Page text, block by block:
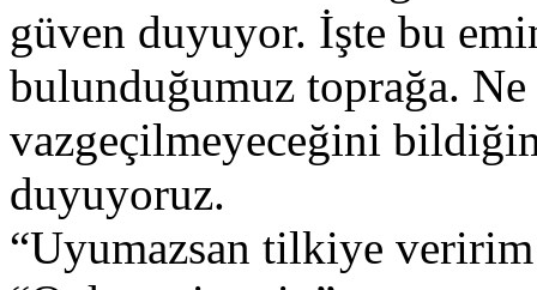
güven duyuyor. İşte bu
bulunduğumuz toprağa.
vazgeçilmeyeceğini
duyuyoruz.
“Uyumazsan tilkiye